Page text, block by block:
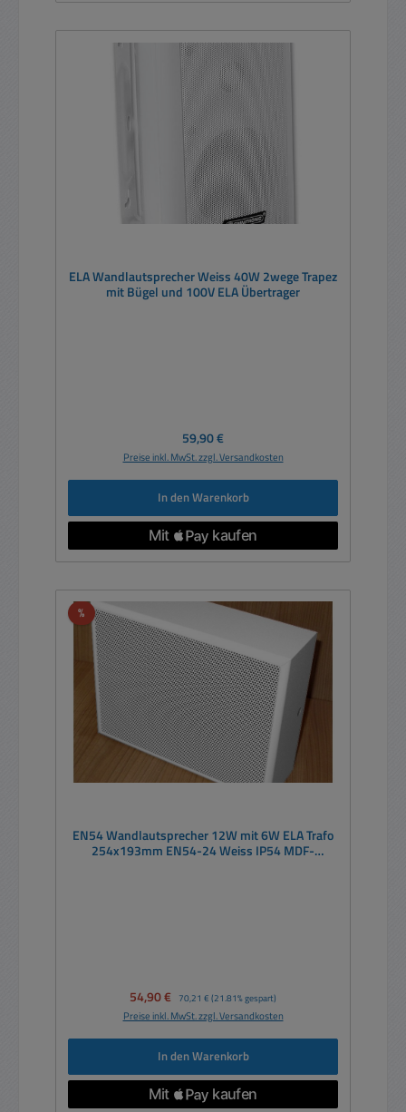
ELA Wandlautsprecher Weiss 40W 2wege Trapez
mit Bügel und 100V ELA Übertrager
Regulärer Preis:
59,90 €
Preise inkl. MwSt. zzgl. Versandkosten
In den Warenkorb
%Rabatt
EN54 Wandlautsprecher 12W mit 6W ELA Trafo
254x193mm EN54-24 Weiss IP54 MDF-
Verkaufspreis:
54,90 € Regulärer Preis:
70,21 € (21.81% gespart)
Preise inkl. MwSt. zzgl. Versandkosten
In den Warenkorb